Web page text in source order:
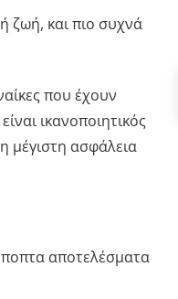
ζωή, και πιο συχνά
που έχουν
ικανοποιητικός
μέγιστη ασφάλεια
αποτελέσματα